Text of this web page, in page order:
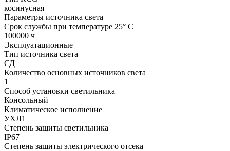
косинусная
Параметры источника света
Срок службы при температуре 25° С
100000 ч
Эксплуатационные
Тип источника света
СД
Количество основных источников света
1
Способ установки светильника
Консольный
Климатическое исполнение
УХЛ1
Степень защиты светильника
IP67
Степень защиты электрического отсека